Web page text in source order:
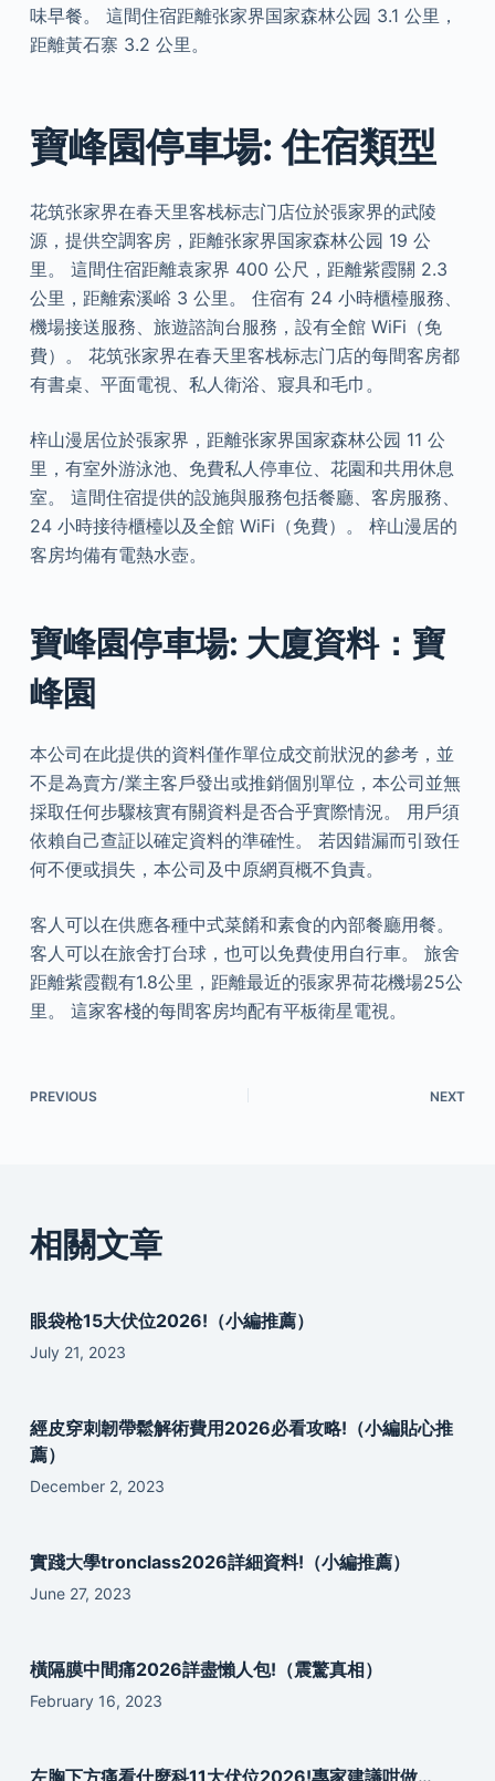
味早餐。 這間住宿距離张家界国家森林公园 3.1 公里，
距離黃石寨 3.2 公里。
寶峰園停車場: 住宿類型
花筑张家界在春天里客栈标志门店位於張家界的武陵
源，提供空調客房，距離张家界国家森林公园 19 公
里。 這間住宿距離袁家界 400 公尺，距離紫霞關 2.3
公里，距離索溪峪 3 公里。 住宿有 24 小時櫃檯服務、
機場接送服務、旅遊諮詢台服務，設有全館 WiFi（免
費）。 花筑张家界在春天里客栈标志门店的每間客房都
有書桌、平面電視、私人衛浴、寢具和毛巾。
梓山漫居位於張家界，距離张家界国家森林公园 11 公
里，有室外游泳池、免費私人停車位、花園和共用休息
室。 這間住宿提供的設施與服務包括餐廳、客房服務、
24 小時接待櫃檯以及全館 WiFi（免費）。 梓山漫居的
客房均備有電熱水壺。
寶峰園停車場: 大廈資料：寶
峰園
本公司在此提供的資料僅作單位成交前狀況的參考，並
不是為賣方/業主客戶發出或推銷個別單位，本公司並無
採取任何步驟核實有關資料是否合乎實際情況。 用戶須
依賴自己查証以確定資料的準確性。 若因錯漏而引致任
何不便或損失，本公司及中原網頁概不負責。
客人可以在供應各種中式菜餚和素食的內部餐廳用餐。
客人可以在旅舍打台球，也可以免費使用自行車。 旅舍
距離紫霞觀有1.8公里，距離最近的張家界荷花機場25公
里。 這家客棧的每間客房均配有平板衛星電視。
PREVIOUS NEXT
相關文章
眼袋枪15大伏位2026!（小編推薦）
July 21, 2023
經皮穿刺韌帶鬆解術費用2026必看攻略!（小編貼心推
薦）
December 2, 2023
實踐大學tronclass2026詳細資料!（小編推薦）
June 27, 2023
橫隔膜中間痛2026詳盡懶人包!（震驚真相）
February 16, 2023